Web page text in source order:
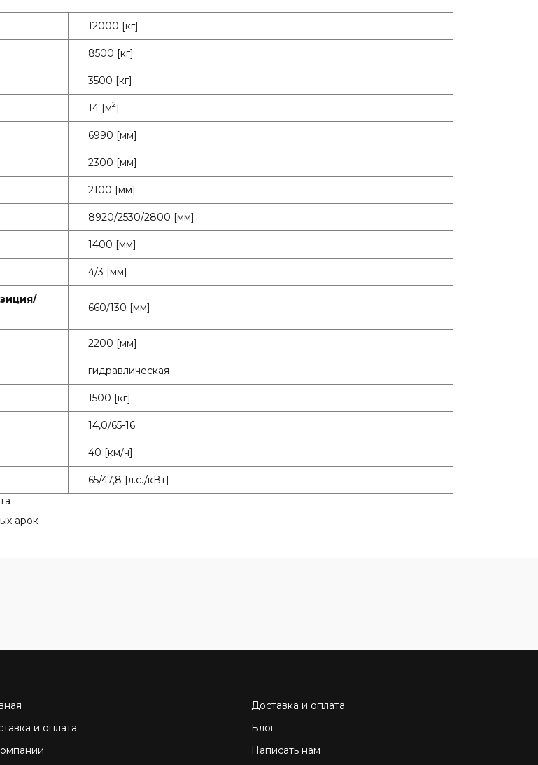
12000 [кг]
8500 [кг]
3500 [кг]
14 [м2]
6990 [мм]
2300 [мм]
2100 [мм]
8920/2530/2800 [мм]
1400 [мм]
4/3 [мм]
660/130 [мм]
2200 [мм]
гидравлическая
1500 [кг]
14,0/65-16
40 [км/ч]
65/47,8 [л.с./кВт]
арок
и оплата
Доставка и оплата
Блог
Написать нам